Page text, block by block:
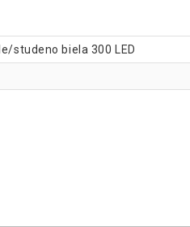
studeno biela 300 LED